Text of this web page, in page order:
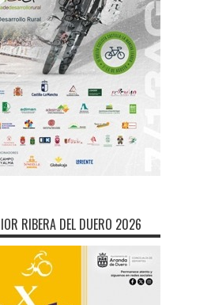
RIBERA DEL DUERO 2026